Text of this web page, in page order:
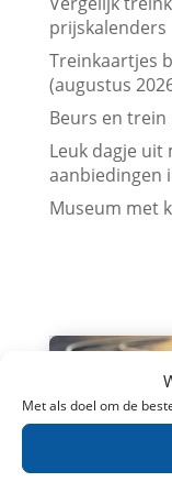
Met als doel om de
prijskalenders
Treinkaartjes
(augustus
Beurs en
Leuk dagje uit
aanbiedingen
Museum met
Goedkoop